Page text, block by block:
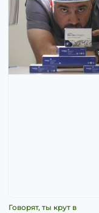
Говорят, ты крут в